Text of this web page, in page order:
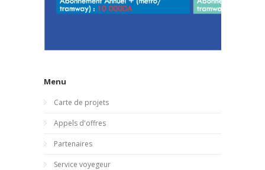
Menu
Carte de projets
Appels d'offres
Partenaires
Service voyegeur